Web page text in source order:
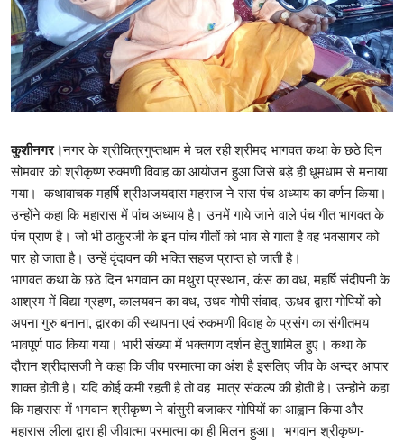
कुशीनगर।नगर के श्रीचित्रगुप्तधाम मे चल रही श्रीमद भागवत कथा के छठे दिन
सोमवार को श्रीकृष्ण रुक्मणी विवाह का आयोजन हुआ जिसे बड़े ही धूमधाम से मनाया
गया। कथावाचक महर्षि श्रीअजयदास महराज ने रास पंच अध्याय का वर्णन किया।
उन्होंने कहा कि महारास में पांच अध्याय है। उनमें गाये जाने वाले पंच गीत भागवत के
पंच प्राण है। जो भी ठाकुरजी के इन पांच गीतों को भाव से गाता है वह भवसागर को
पार हो जाता है। उन्हें वृंदावन की भक्ति सहज प्राप्त हो जाती है।
भागवत कथा के छठे दिन भगवान का मथुरा प्रस्थान, कंस का वध, महर्षि संदीपनी के
आश्रम में विद्या ग्रहण, कालयवन का वध, उधव गोपी संवाद, ऊधव द्वारा गोपियों को
अपना गुरु बनाना, द्वारका की स्थापना एवं रुकमणी विवाह के प्रसंग का संगीतमय
भावपूर्ण पाठ किया गया। भारी संख्या में भक्तगण दर्शन हेतु शामिल हुए। कथा के
दौरान श्रीदासजी ने कहा कि जीव परमात्मा का अंश है इसलिए जीव के अन्दर आपार
शाक्त होती है। यदि कोई कमी रहती है तो वह मात्र संकल्प की होती है। उन्होने कहा
कि महारास में भगवान श्रीकृष्ण ने बांसुरी बजाकर गोपियों का आह्वान किया और
महारास लीला द्वारा ही जीवात्मा परमात्मा का ही मिलन हुआ। भगवान श्रीकृष्ण-